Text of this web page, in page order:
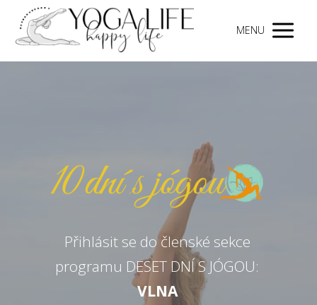
MENU
Přihlásit se do členské sekce
programu DESET DNÍ S JÓGOU:
VLNA